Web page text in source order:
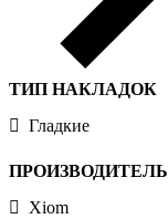
ТИП НАКЛАДОК
Гладкие
ПРОИЗВОДИТЕЛЬ
Xiom